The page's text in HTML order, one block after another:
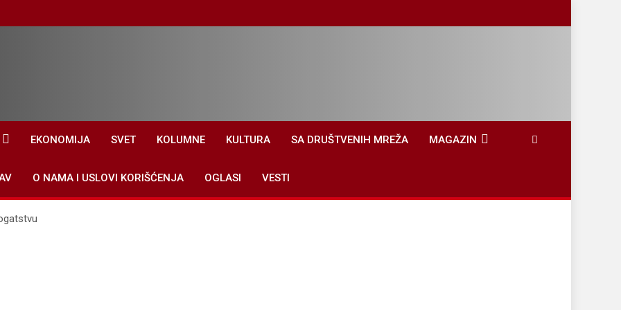
EKONOMIJA SVET KOLUMNE KULTURA SA DRUŠTVENIH MREŽA MAGAZIN
O NAMA I USLOVI KORIŠĆENJA OGLASI VESTI